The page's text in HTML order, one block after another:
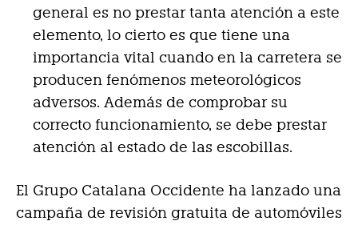
general es no prestar tanta atención a este
elemento, lo cierto es que tiene una
importancia vital cuando en la carretera se
producen fenómenos meteorológicos
adversos. Además de comprobar su
correcto funcionamiento, se debe prestar
atención al estado de las escobillas.
El Grupo Catalana Occidente ha lanzado una
campaña de revisión gratuita de automóviles